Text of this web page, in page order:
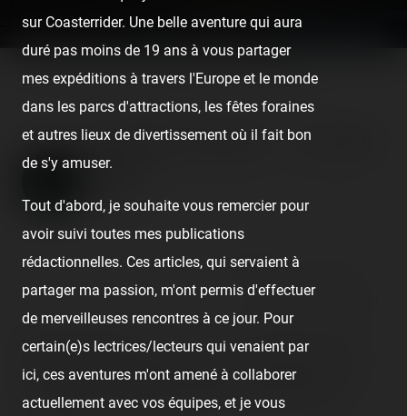
Home Posts Luna Park Cannes — 1er août 2020
Luna Park Cannes — 1er août
2020
Published6 years agoby Coasterrider | Reading time:
👍 13 2 😢 1
[SRLP 18/24]De base, le Luna Park de Cannes n'était
pas prévu au programme initial du road-trip. Ensuite, il
était prévu de le visiter la veille juste après Antibes.
sur Coasterrider. Une belle aventure qui aura
duré pas moins de 19 ans à vous partager
mes expéditions à travers l'Europe et le monde
dans les parcs d'attractions, les fêtes foraines
et autres lieux de divertissement où il fait bon
de s'y amuser.
Tout d'abord, je souhaite vous remercier pour
avoir suivi toutes mes publications
rédactionnelles. Ces articles, qui servaient à
partager ma passion, m'ont permis d'effectuer
de merveilleuses rencontres à ce jour. Pour
certain(e)s lectrices/lecteurs qui venaient par
ici, ces aventures m'ont amené à collaborer
actuellement avec vos équipes, et je vous